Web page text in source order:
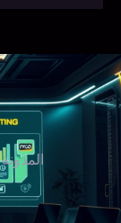
المدونة